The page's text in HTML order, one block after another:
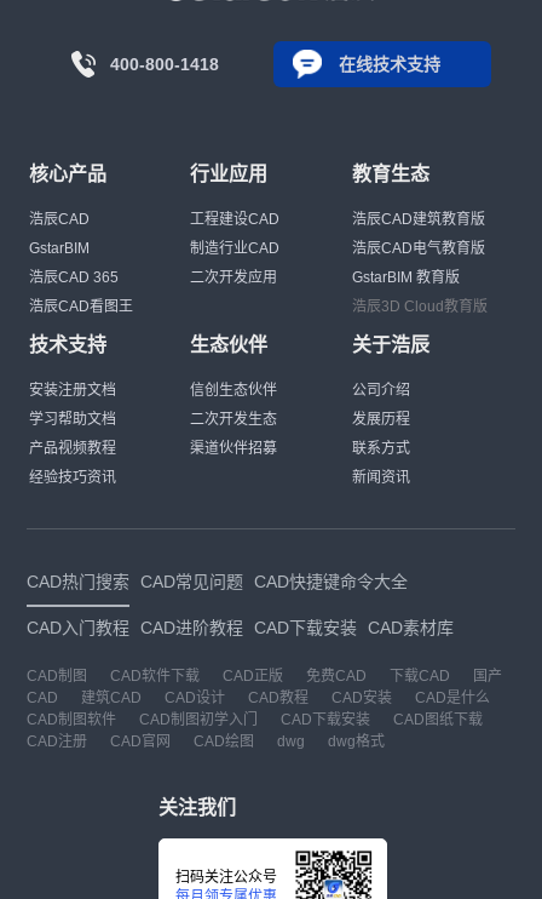
400-800-1418 在线技术支持
核心产品
浩辰CAD
GstarBIM
浩辰CAD 365
浩辰CAD看图王
行业应用
工程建设CAD
制造行业CAD
二次开发应用
教育生态
浩辰CAD建筑教育版
浩辰CAD电气教育版
GstarBIM 教育版
浩辰3D Cloud教育版
技术支持
安装注册文档
学习帮助文档
产品视频教程
经验技巧资讯
生态伙伴
信创生态伙伴
二次开发生态
渠道伙伴招募
关于浩辰
公司介绍
发展历程
联系方式
新闻资讯
CAD热门搜索 CAD常见问题 CAD快捷键命令大全
CAD入门教程 CAD进阶教程 CAD下载安装 CAD素材库
CAD制图 CAD软件下载 CAD正版 免费CAD 下载CAD
国产
CAD
建筑CAD CAD设计 CAD教程 CAD安装
CAD是什么
CAD制图软件
CAD制图初学入门 CAD下载安装
CAD图纸下载
CAD注册
CAD官网 CAD绘图 dwg dwg格式
关注我们
扫码关注公众号